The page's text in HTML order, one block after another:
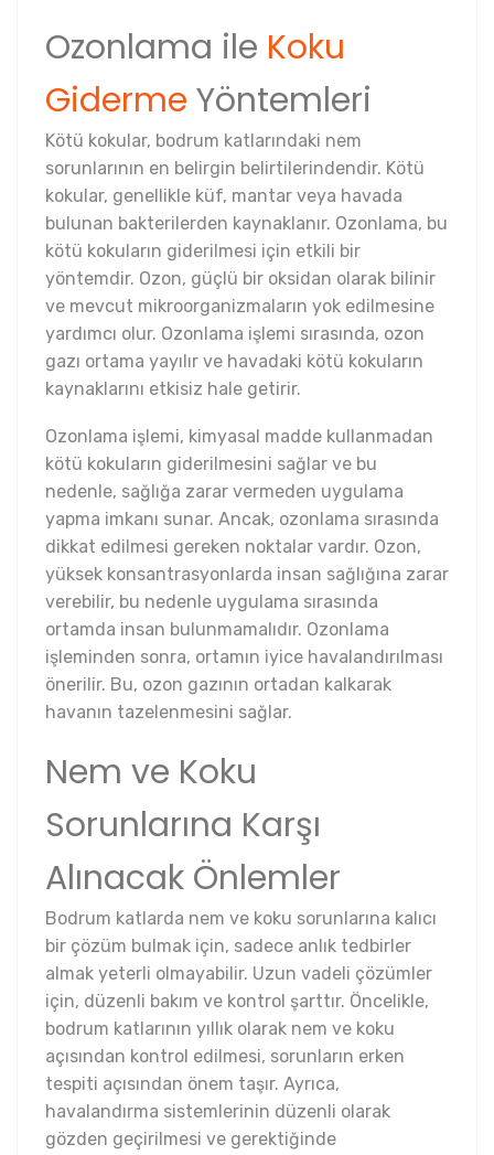
Ozonlama ile Koku
Giderme Yöntemleri
Kötü kokular, bodrum katlarındaki nem
sorunlarının en belirgin belirtilerindendir. Kötü
kokular, genellikle küf, mantar veya havada
bulunan bakterilerden kaynaklanır. Ozonlama, bu
kötü kokuların giderilmesi için etkili bir
yöntemdir. Ozon, güçlü bir oksidan olarak bilinir
ve mevcut mikroorganizmaların yok edilmesine
yardımcı olur. Ozonlama işlemi sırasında, ozon
gazı ortama yayılır ve havadaki kötü kokuların
kaynaklarını etkisiz hale getirir.
Ozonlama işlemi, kimyasal madde kullanmadan
kötü kokuların giderilmesini sağlar ve bu
nedenle, sağlığa zarar vermeden uygulama
yapma imkanı sunar. Ancak, ozonlama sırasında
dikkat edilmesi gereken noktalar vardır. Ozon,
yüksek konsantrasyonlarda insan sağlığına zarar
verebilir, bu nedenle uygulama sırasında
ortamda insan bulunmamalıdır. Ozonlama
işleminden sonra, ortamın iyice havalandırılması
önerilir. Bu, ozon gazının ortadan kalkarak
havanın tazelenmesini sağlar.
Nem ve Koku
Sorunlarına Karşı
Alınacak Önlemler
Bodrum katlarda nem ve koku sorunlarına kalıcı
bir çözüm bulmak için, sadece anlık tedbirler
almak yeterli olmayabilir. Uzun vadeli çözümler
için, düzenli bakım ve kontrol şarttır. Öncelikle,
bodrum katlarının yıllık olarak nem ve koku
açısından kontrol edilmesi, sorunların erken
tespiti açısından önem taşır. Ayrıca,
havalandırma sistemlerinin düzenli olarak
gözden geçirilmesi ve gerektiğinde